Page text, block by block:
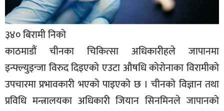
अचम्म
दुनिया
बिचार
कुराकानी
जीवनशैली
साहित्य
३४० बिरामी निको
काठमाडौं चीनका चिकित्सा अधिकारीहले जापानमा
इन्फ्ल्युइन्जा विरुद दिइएको एउटा औषधि कोरोनाका विरामीको
उपचारमा प्रभावकारी भएको पाइएको छ । चीनको विज्ञान तथा
प्रविधि मन्त्रालयका अधिकारी जियान सिनमिनले जापानको